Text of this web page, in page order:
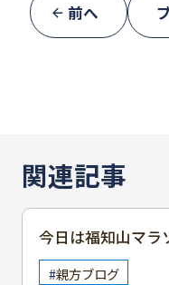
前へ
関連記事
今日は福知山マラ
します
親方ブログ